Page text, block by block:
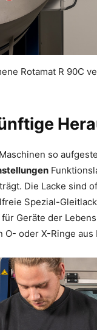
Rotamat R 90C
so
Die Lacke sind
Spezial-
Geräte der
oder X-Ringe aus